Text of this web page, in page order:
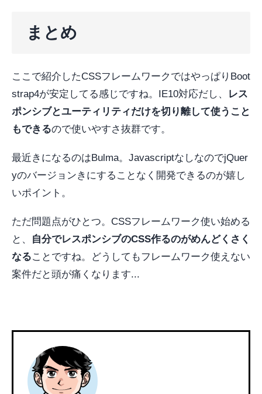
まとめ
ここで紹介したCSSフレームワークではやっぱりBoot
strap4が安定してる感じですね。IE10対応だし、
レス
ポンシブとユーティリティだけを切り離して使うこと
もできるので使いやすさ抜群です。
最近きになるのはBulma。JavascriptなしなのでjQuer
yのバージョンきにすることなく開発できるのが嬉し
いポイント。
ただ問題点がひとつ。CSSフレームワーク使い始める
と、
自分でレスポンシブのCSS作るのがめんどくさく
なることですね。どうしてもフレームワーク使えない
案件だと頭が痛くなります...